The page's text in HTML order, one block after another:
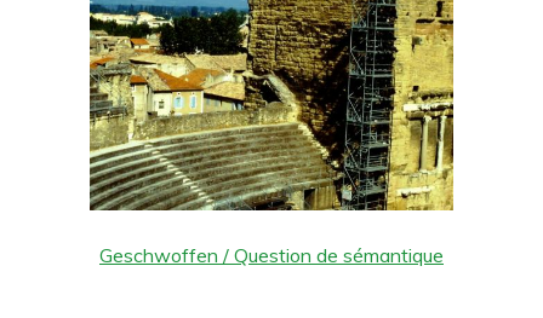
Geschwoffen / Question de sémantique